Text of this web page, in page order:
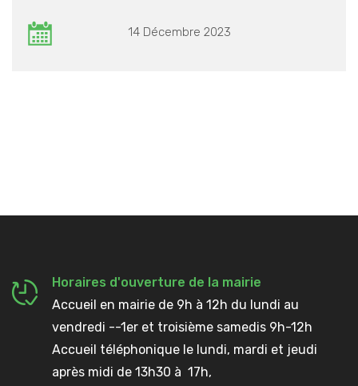
14 Décembre 2023
Horaires d'ouverture de la mairie
Accueil en mairie de 9h à 12h du lundi au
vendredi --1er et troisième samedis 9h-12h
Accueil téléphonique le lundi, mardi et jeudi
après midi de 13h30 à 17h,